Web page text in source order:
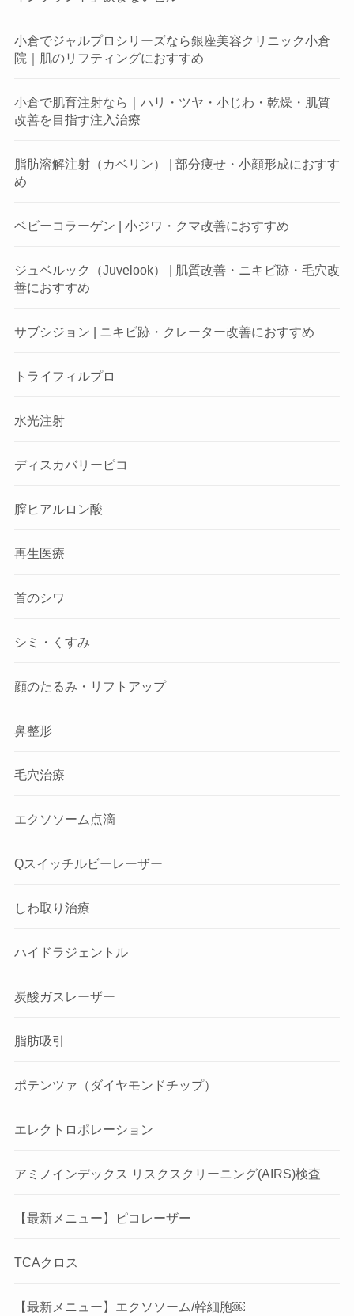
小倉でジャルプロシリーズなら銀座美容クリニック小倉
院｜肌のリフティングにおすすめ
小倉で肌育注射なら｜ハリ・ツヤ・小じわ・乾燥・肌質
改善を目指す注入治療
脂肪溶解注射（カベリン） | 部分痩せ・小顔形成におすす
め
ベビーコラーゲン | 小ジワ・クマ改善におすすめ
ジュベルック（Juvelook） | 肌質改善・ニキビ跡・毛穴改
善におすすめ
サブシジョン | ニキビ跡・クレーター改善におすすめ
トライフィルプロ
水光注射
ディスカバリーピコ
膣ヒアルロン酸
再生医療
首のシワ
シミ・くすみ
顔のたるみ・リフトアップ
鼻整形
毛穴治療
エクソソーム点滴
Qスイッチルビーレーザー
しわ取り治療
ハイドラジェントル
炭酸ガスレーザー
脂肪吸引
ポテンツァ（ダイヤモンドチップ）
エレクトロポレーション
アミノインデックス リスクスクリーニング(AIRS)検査
【最新メニュー】ピコレーザー
TCAクロス
【最新メニュー】エクソソーム/幹細胞￼